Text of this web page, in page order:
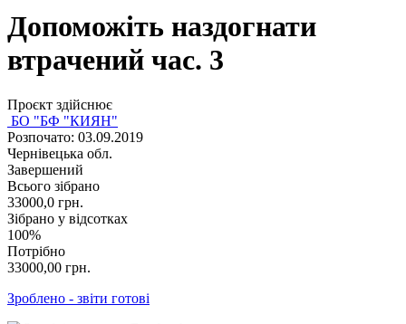
Допоможіть наздогнати
втрачений час. 3
Проєкт здійснює
БО "БФ "КИЯН"
Розпочато: 03.09.2019
Чернівецька обл.
Завершений
Всього зібрано
33000,0 грн.
Зібрано у відсотках
100%
Потрібно
33000,00 грн.
Зроблено - звіти готові